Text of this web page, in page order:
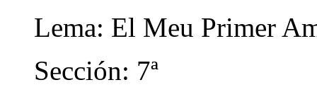
Lema: El Meu Primer
Sección: 7ª